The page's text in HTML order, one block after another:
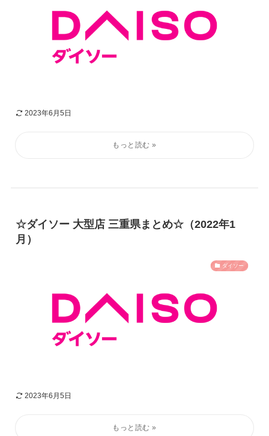
2023年6月5日
☆ダイソー 大型店 三重県まとめ☆（2022年1
月）
ダイソー
2023年6月5日